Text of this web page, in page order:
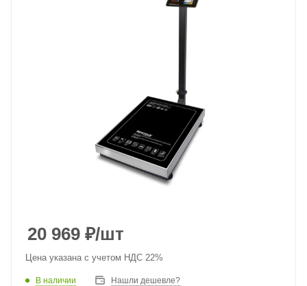
20 969 ₽/шт
Цена указана с учетом НДС 22%
В наличии Нашли дешевле?